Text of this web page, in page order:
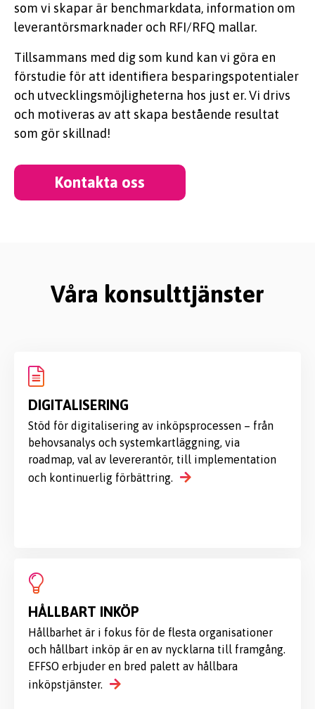
som vi skapar är benchmarkdata, information om
leverantörsmarknader och RFI/RFQ mallar.
Tillsammans med dig som kund kan vi göra en
förstudie för att identifiera besparingspotentialer
och utvecklingsmöjligheterna hos just er. Vi drivs
och motiveras av att skapa bestående resultat
som gör skillnad!
Kontakta oss
Våra konsulttjänster
DIGITALISERING
Stöd för digitalisering av inköpsprocessen – från
behovsanalys och systemkartläggning, via
roadmap, val av levererantör, till implementation
och kontinuerlig förbättring.
HÅLLBART INKÖP
Hållbarhet är i fokus för de flesta organisationer
och hållbart inköp är en av nycklarna till framgång.
EFFSO erbjuder en bred palett av hållbara
inköpstjänster.